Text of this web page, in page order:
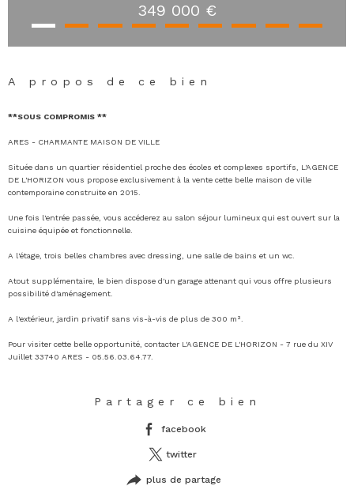
349 000 €
A propos de ce bien
**SOUS COMPROMIS **
ARES - CHARMANTE MAISON DE VILLE
Située dans un quartier résidentiel proche des écoles et complexes sportifs, L'AGENCE
DE L'HORIZON vous propose exclusivement à la vente cette belle maison de ville
contemporaine construite en 2015.
Une fois l'entrée passée, vous accéderez au salon séjour lumineux qui est ouvert sur la
cuisine équipée et fonctionnelle.
A l'étage, trois belles chambres avec dressing, une salle de bains et un wc.
Atout supplémentaire, le bien dispose d'un garage attenant qui vous offre plusieurs
possibilité d'aménagement.
A l'extérieur, jardin privatif sans vis-à-vis de plus de 300 m².
Pour visiter cette belle opportunité, contacter L'AGENCE DE L'HORIZON - 7 rue du XIV
Juillet 33740 ARES - 05.56.03.64.77.
Partager ce bien
facebook
twitter
plus de partage